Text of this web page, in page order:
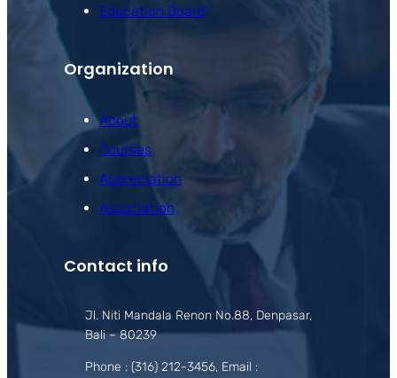
Education Board
Organization
About
Courses
Appreciation
Association
Contact info
Jl. Niti Mandala Renon No.88, Denpasar,
Bali – 80239
Phone : (316) 212-3456, Email :